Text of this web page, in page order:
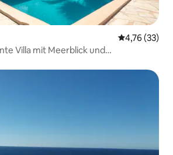
4,76 (33)
Villa mit Meerblick und